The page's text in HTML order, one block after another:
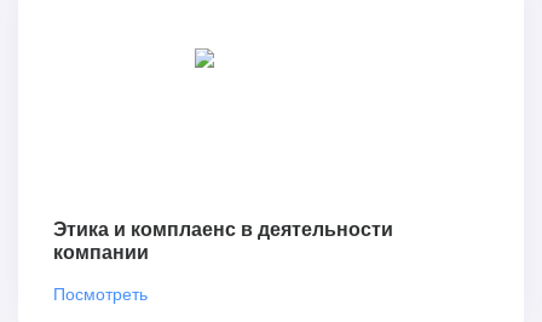
Этика и комплаенс в деятельности
компании
Посмотреть